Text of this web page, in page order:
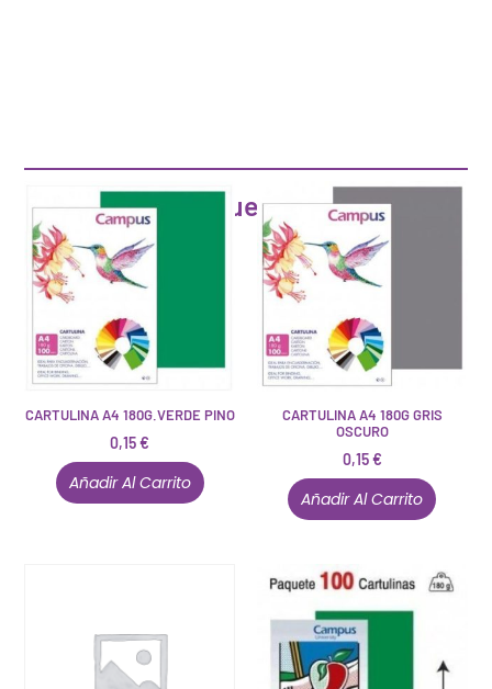
Artículos que pueden interesarte
CARTULINA A4 180G.VERDE PINO
0,15€
Añadir Al Carrito
CARTULINA A4 180G GRIS
OSCURO
0,15€
Añadir Al Carrito